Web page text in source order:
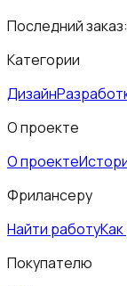
Последний заказ:
Категории
Дизайн
О проекте
О проекте
Фрилансеру
Найти работу
Покупателю